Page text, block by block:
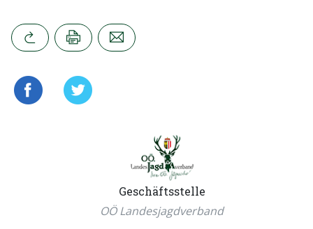
Geschäftsstelle
OÖ Landesjagdverband